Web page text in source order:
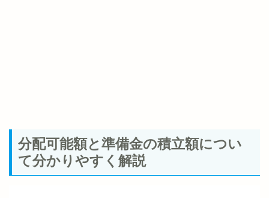
分配可能額と準備金の積立額につい
て分かりやすく解説